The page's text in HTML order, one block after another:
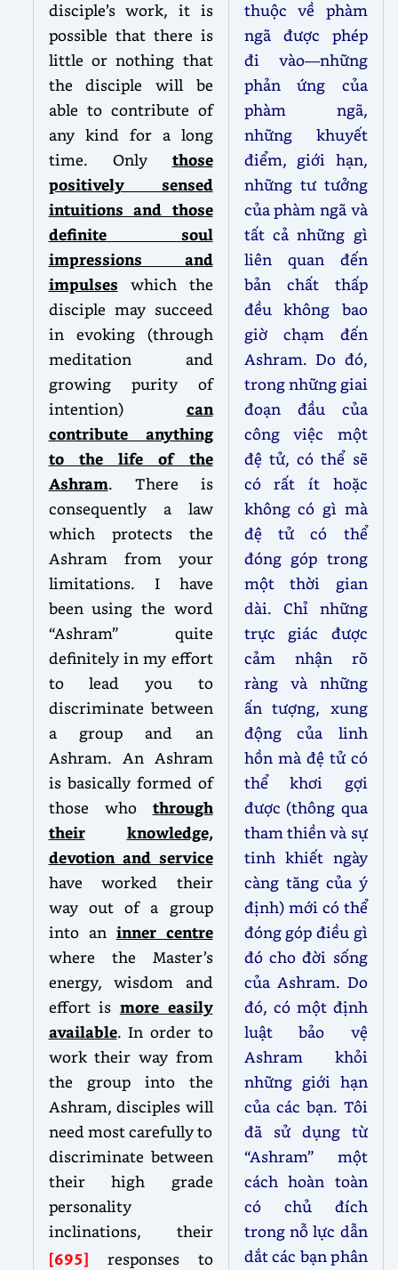
disciple’s work, it is
possible that there is
little or nothing that
the disciple will be
able to contribute of
any kind for a long
time. Only those
positively sensed
intuitions and those
definite soul
impressions and
impulses which the
disciple may succeed
in evoking (through
meditation and
growing purity of
intention) can
contribute anything
to the life of the
Ashram. There is
consequently a law
which protects the
Ashram from your
limitations. I have
been using the word
“Ashram” quite
definitely in my effort
to lead you to
discriminate between
a group and an
Ashram. An Ashram
is basically formed of
those who through
their
knowledge,
devotion and service
have worked their
way out of a group
into an inner centre
where the Master’s
energy, wisdom and
effort is more easily
available. In order to
work their way from
the group into the
Ashram, disciples will
need most carefully to
discriminate between
their high grade
personality
inclinations, their
[695]
responses to
thuộc về phàm
ngã được phép
đi vào—những
phản ứng của
phàm ngã,
những khuyết
điểm, giới hạn,
những tư tưởng
của phàm ngã và
tất cả những gì
liên quan đến
bản chất thấp
đều không bao
giờ chạm đến
Ashram. Do đó,
trong những giai
đoạn đầu của
công việc một
đệ tử, có thể sẽ
có rất ít hoặc
không có gì mà
đệ tử có thể
đóng góp trong
một thời gian
dài. Chỉ những
trực giác được
cảm nhận rõ
ràng và những
ấn tượng, xung
động của linh
hồn mà đệ tử có
thể khơi gợi
được (thông qua
tham thiền và sự
tinh khiết ngày
càng tăng của ý
định) mới có thể
đóng góp điều gì
đó cho đời sống
của Ashram. Do
đó, có một định
luật bảo vệ
Ashram khỏi
những giới hạn
của các bạn. Tôi
đã sử dụng từ
“Ashram” một
cách hoàn toàn
có chủ đích
trong nỗ lực dẫn
dắt các bạn phân